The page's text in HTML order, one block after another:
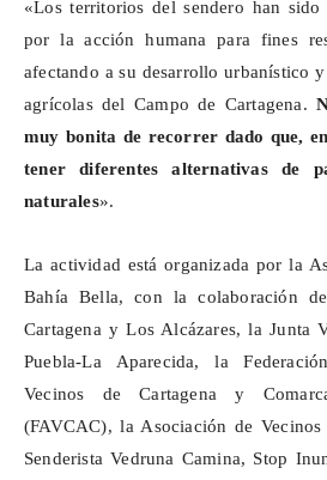
«Los territorios del sendero han sido
por la acción humana para fines
afectando a su desarrollo urbanístico
agrícolas del Campo de Cartagena.
muy bonita de recorrer dado que,
tener diferentes alternativas de
naturales».
La actividad está organizada por la
Bahía Bella, con la colaboración
Cartagena y Los Alcázares, la Junta
Puebla-La Aparecida, la
Vecinos de Cartagena y
(FAVCAC), la Asociación de
Senderista Vedruna Camina, Stop